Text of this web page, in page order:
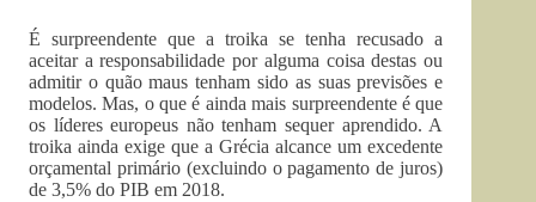
É surpreendente que a troika se tenha recusado a
aceitar a responsabilidade por alguma coisa destas ou
admitir o quão maus tenham sido as suas previsões e
modelos. Mas, o que é ainda mais surpreendente é que
os líderes europeus não tenham sequer aprendido. A
troika ainda exige que a Grécia alcance um excedente
orçamental primário (excluindo o pagamento de juros)
de 3,5% do PIB em 2018.